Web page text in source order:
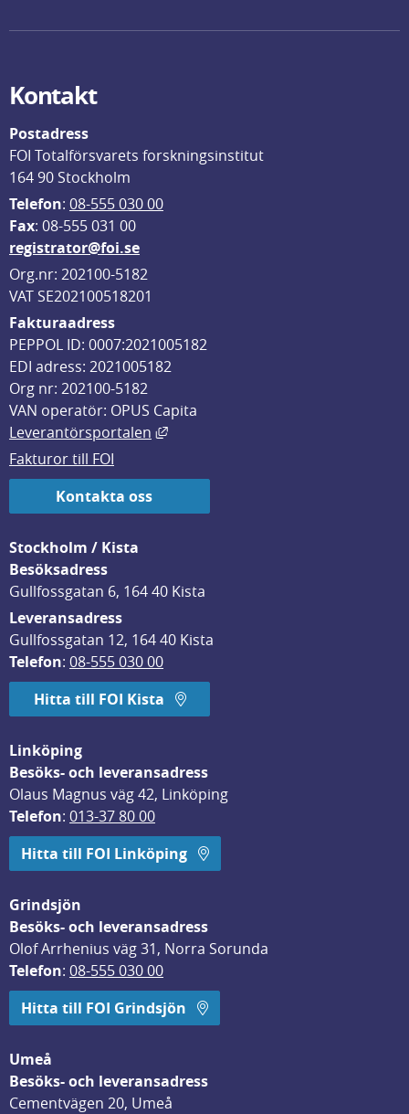
Kontakt
Postadress
FOI Totalförsvarets forskningsinstitut
164 90 Stockholm
Telefon: 08-555 030 00
Fax: 08-555 031 00
registrator@foi.se
Org.nr: 202100-5182
VAT SE202100518201
Fakturaadress
PEPPOL ID: 0007:2021005182
EDI adress: 2021005182
Org nr: 202100-5182
VAN operatör: OPUS Capita
Leverantörsportalen
Länk till annan webbplats, öppnas
Fakturor till FOI
Kontakta oss
Stockholm / Kista
Besöksadress
Gullfossgatan 6, 164 40 Kista
Leveransadress
Gullfossgatan 12, 164 40 Kista
Telefon: 08-555 030 00
Hitta till FOI Kista
Linköping
Besöks- och leveransadress
Olaus Magnus väg 42, Linköping
Telefon: 013-37 80 00
Hitta till FOI Linköping
Grindsjön
Besöks- och leveransadress
Olof Arrhenius väg 31, Norra Sorunda
Telefon: 08-555 030 00
Hitta till FOI Grindsjön
Umeå
Besöks- och leveransadress
Cementvägen 20, Umeå